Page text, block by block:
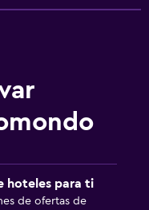
hoteles para ti
de ofertas de